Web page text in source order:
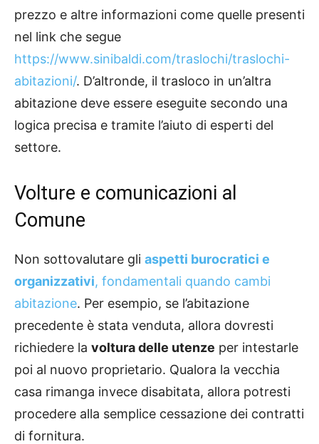
prezzo e altre informazioni come quelle presenti
nel link che segue
https://www.sinibaldi.com/traslochi/traslochi-
abitazioni/. D’altronde, il trasloco in un’altra
abitazione deve essere eseguite secondo una
logica precisa e tramite l’aiuto di esperti del
settore.
Volture e comunicazioni al
Comune
Non sottovalutare gli aspetti burocratici e
organizzativi, fondamentali quando cambi
abitazione. Per esempio, se l’abitazione
precedente è stata venduta, allora dovresti
richiedere la voltura delle utenze per intestarle
poi al nuovo proprietario. Qualora la vecchia
casa rimanga invece disabitata, allora potresti
procedere alla semplice cessazione dei contratti
di fornitura.